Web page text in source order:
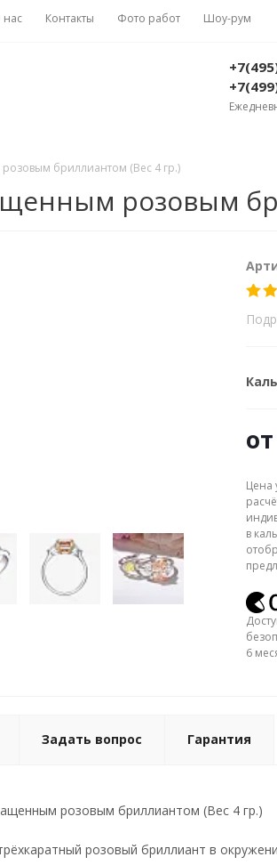
нас Контакты Фото работ Шоу-рум
бриллиантом (Вес 4 гр.)
розовым
от
Цена
в
6
Задать вопрос Гарантия
розовым бриллиантом (Вес 4 гр.)
розовый бриллиант в